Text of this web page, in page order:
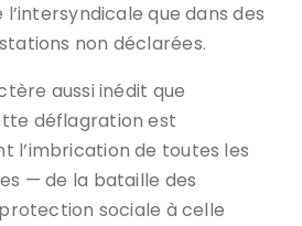
que dans des
non déclarées.
aussi inédit que
déflagration est
l’imbrication de toutes les
— de la bataille des
sociale à celle